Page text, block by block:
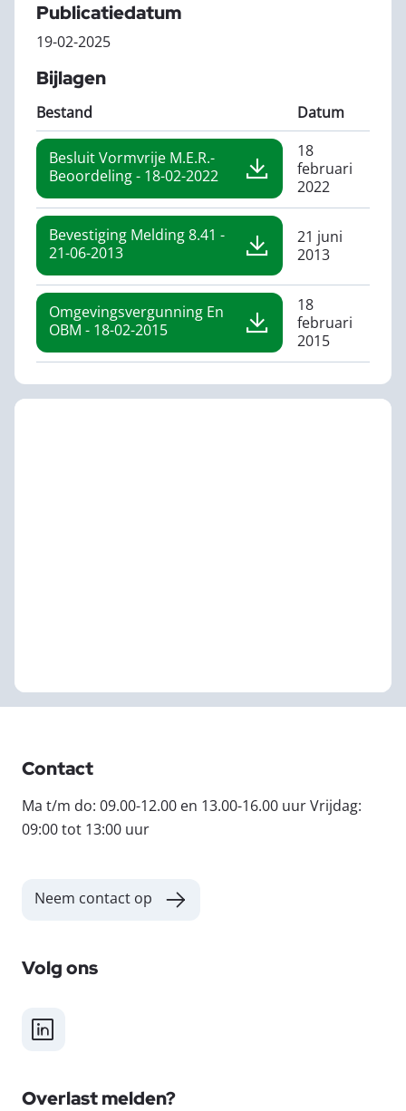
Publicatiedatum
19-02-2025
Bijlagen
Bestand Datum
Besluit Vormvrije M.e.r.-
Beoordeling - 18-02-2022
18
februari
2022
Bevestiging Melding 8.41 -
21-06-2013
21 juni
2013
Omgevingsvergunning En
OBM - 18-02-2015
18
februari
2015
Contact
Ma t/m do: 09.00-12.00 en 13.00-16.00 uur Vrijdag:
09:00 tot 13:00 uur
Neem contact op
Volg ons
LinkedIn
Overlast melden?